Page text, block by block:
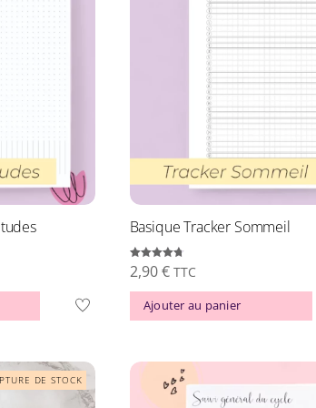
Basique Tracker Sommeil
Note
4.77
2,90€ TTC
Ajouter au panier